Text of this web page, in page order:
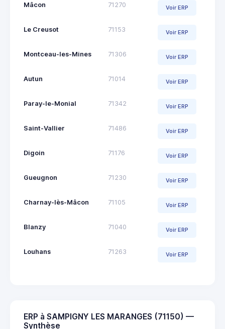
Mâcon 71270 Voir ERP
Le Creusot 71153 Voir ERP
Montceau-les-Mines 71306 Voir ERP
Autun 71014 Voir ERP
Paray-le-Monial 71342 Voir ERP
Saint-Vallier 71486 Voir ERP
Digoin 71176 Voir ERP
Gueugnon 71230 Voir ERP
Charnay-lès-Mâcon 71105 Voir ERP
Blanzy 71040 Voir ERP
Louhans 71263 Voir ERP
ERP à SAMPIGNY LES MARANGES (71150) —
Synthèse